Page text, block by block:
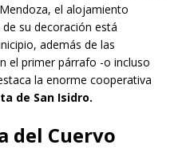
el alojamiento
su decoración está
además de las
el primer párrafo -o incluso
la enorme cooperativa
de San Isidro.
del Cuervo